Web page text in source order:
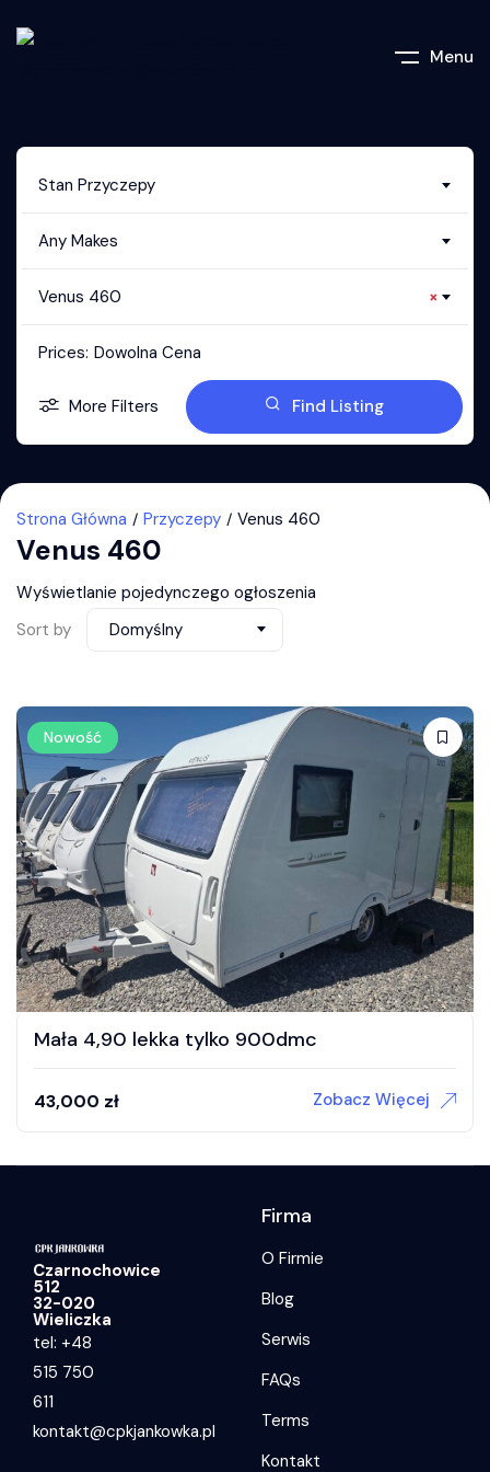
Menu
Stan Przyczepy
Any Makes
×
Venus 460
Prices: Dowolna Cena
More Filters Find Listing
Strona Główna Przyczepy Venus 460
Venus 460
Wyświetlanie pojedynczego ogłoszenia
Sort by
Domyślny
Nowość
Mała 4,90 lekka tylko 900dmc
43,000 zł Zobacz Więcej
Czarnochowice
512
32-020
Wieliczka
tel: +48
515 750
611
kontakt@cpkjankowka.pl
Firma
O Firmie
Blog
Serwis
FAQs
Terms
Kontakt